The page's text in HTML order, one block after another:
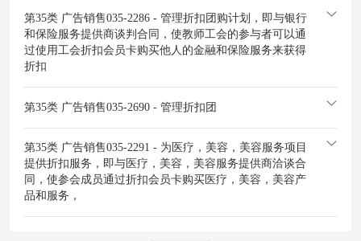
第35类 广告销售035-2286 - 管理折扣团购计划，即与银行
和保险服务提供商谈判合同，使教师工会的参与者可以通
过使用工会折扣会员卡购买他人的金融和保险服务来获得
折扣
第35类 广告销售035-2690 - 管理折扣团
第35类 广告销售035-2291 - 为医疗，美容，美容服务项目
提供折扣服务，即与医疗，美容，美容服务提供商洽谈合
同，使参会成员通过折扣会员卡购买医疗，美容，美容产
品和服务，